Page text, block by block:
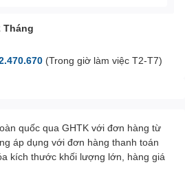
Tháng
(Trong giờ làm việc T2-T7)
quốc qua GHTK với đơn hàng từ
áp dụng với đơn hàng thanh toán
kích thước khối lượng lớn, hàng giá